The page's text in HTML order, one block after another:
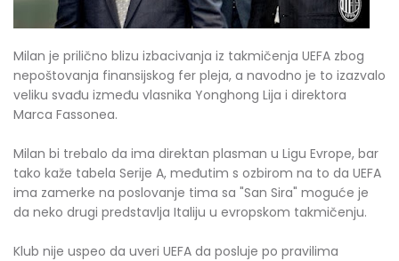
Milan je prilično blizu izbacivanja iz takmičenja UEFA zbog
nepoštovanja finansijskog fer pleja, a navodno je to izazvalo
veliku svađu između vlasnika Yonghong Lija i direktora
Marca Fassonea.
Milan bi trebalo da ima direktan plasman u Ligu Evrope, bar
tako kaže tabela Serije A, međutim s ozbirom na to da UEFA
ima zamerke na poslovanje tima sa "San Sira" moguće je
da neko drugi predstavlja Italiju u evropskom takmičenju.
Klub nije uspeo da uveri UEFA da posluje po pravilima